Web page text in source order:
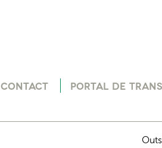
CONTACT PORTAL DE